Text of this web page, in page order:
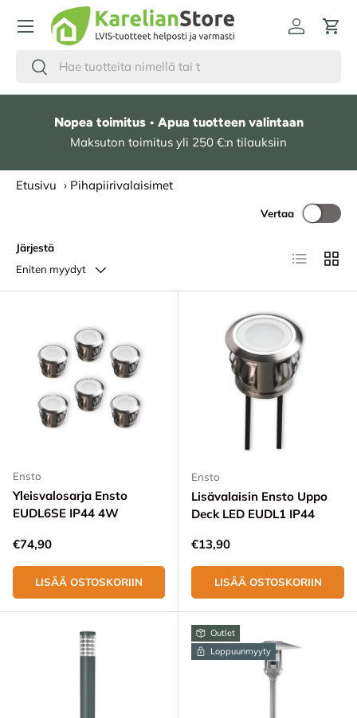
HYPPÄÄ SISÄLTÖÖN
Hae
Etsi
Kirjaudu
Nopea toimitus • Apua tuotteen valintaan
Maksuton toimitus yli 250 €:n tilauksiin
Etusivu › Pihapiirivalaisimet
Järjestä
Eniten myydyt
Vertaa
Lista
Ensto
Yleisvalosarja Ensto
EUDL6SE IP44 4W
Normaali hinta
€74,90
LISÄÄ OSTOSKORIIN
Ensto
Lisävalaisin Ensto Uppo
Deck LED EUDL1 IP44
Normaali hinta
€13,90
LISÄÄ OSTOSKORIIN
Outlet
Loppuunmyyty